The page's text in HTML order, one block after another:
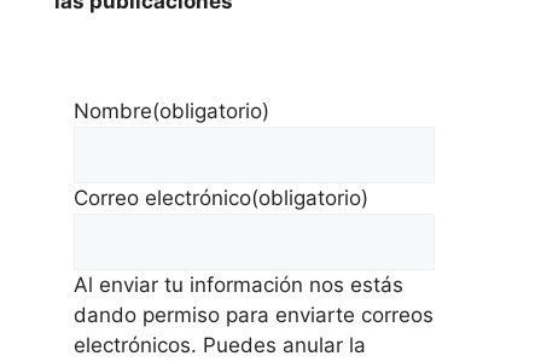
Nombre(obligatorio)
Correo electrónico(obligatorio)
Al enviar tu información nos estás
dando permiso para enviarte correos
electrónicos. Puedes anular la